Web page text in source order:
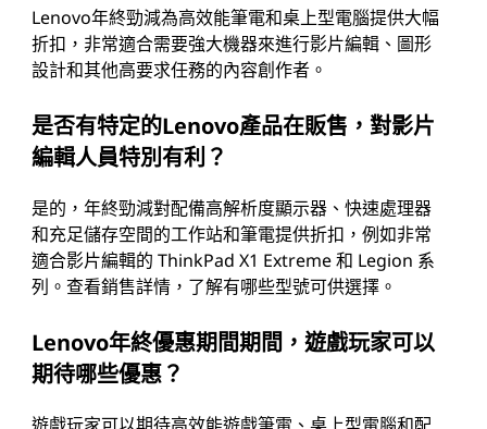
Lenovo年終勁減為高效能筆電和桌上型電腦提供大幅
折扣，非常適合需要強大機器來進行影片編輯、圖形
設計和其他高要求任務的內容創作者。
是否有特定的Lenovo產品在販售，對影片
編輯人員特別有利？
是的，年終勁減對配備高解析度顯示器、快速處理器
和充足儲存空間的工作站和筆電提供折扣，例如非常
適合影片編輯的 ThinkPad X1 Extreme 和 Legion 系
列。查看銷售詳情，了解有哪些型號可供選擇。
Lenovo年終優惠期間期間，遊戲玩家可以
期待哪些優惠？